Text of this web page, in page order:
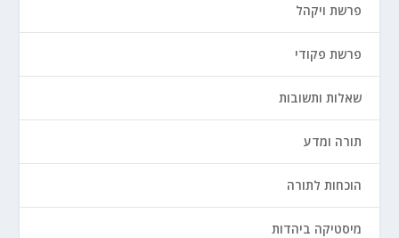
פרשת ויקהל
פרשת פקודי
שאלות ותשובות
תורה ומדע
הוכחות לתורה
מיסטיקה ביהדות